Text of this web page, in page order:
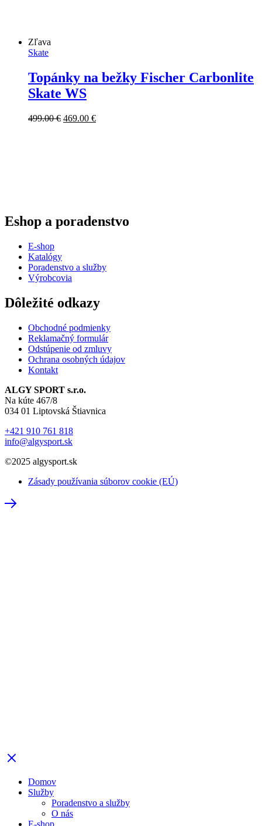
Zľava
Skate
Topánky na bežky Fischer Carbonlite
Skate WS
499.00€ Pôvodná
469.00 €Aktuálna
Eshop a poradenstvo
E-shop
Katalógy
Poradenstvo a služby
Výrobcovia
Dôležité odkazy
Obchodné podmienky
Reklamačný formulár
Odstúpenie od zmluvy
Ochrana osobných údajov
Kontakt
ALGY SPORT s.r.o.
Na kúte 467/8
034 01 Liptovská Štiavnica
+421 910 761 818
info@algysport.sk
©2025 algysport.sk
Zásady používania súborov cookie (EÚ)
Domov
Služby
Poradenstvo a služby
O nás
E-shop